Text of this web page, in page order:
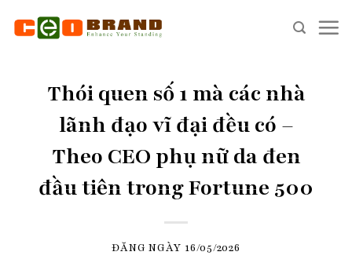
Thói quen số 1 mà các nhà
lãnh đạo vĩ đại đều có –
Theo CEO phụ nữ da đen
đầu tiên trong Fortune 500
ĐĂNG NGÀY 16/05/2026